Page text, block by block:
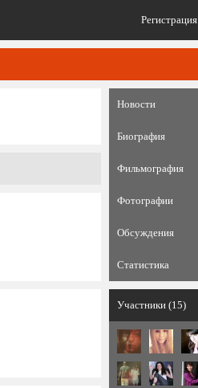
Регистрация
Новости
Биография
Фильмография
Фотографии
Обсуждения
Статистика
Участники (15)